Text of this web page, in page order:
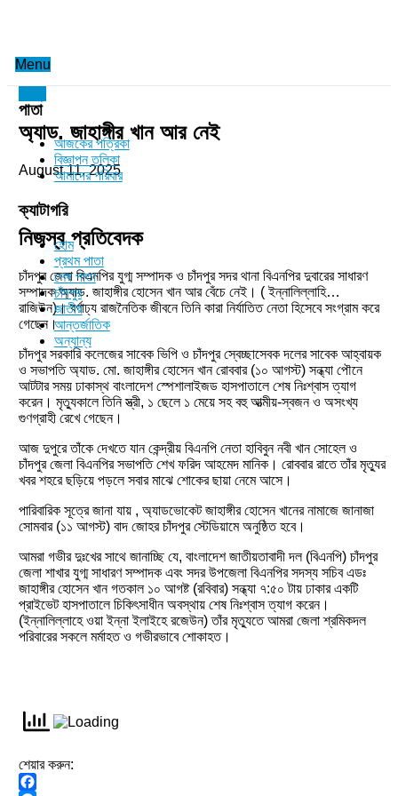
Menu
পাতা
আজকের পত্রিকা
বিজ্ঞাপন তলিকা
আমাদের পরিবার
ক্যাটাগরি
হোম
প্রথম পাতা
শেষ পাতা
চাঁদপুর
জাতীয়
আন্তর্জাতিক
অন্যান্য
অ্যাড. জাহাঙ্গীর খান আর নেই
August 11, 2025
নিজস্ব প্রতিবেদক
চাঁদপুর জেলা বিএনপির যুগ্ম সম্পাদক ও চাঁদপুর সদর থানা বিএনপির দুবারের সাধারণ
সম্পাদক অ্যাড. জাহাঙ্গীর হোসেন খান আর বেঁচে নেই। ( ইন্নালিল্লাহি…
রাজিউন)। বর্ণাঢ্য রাজনৈতিক জীবনে তিনি কারা নির্যাতিত নেতা হিসেবে সংগ্রাম করে
গেছেন।
চাঁদপুর সরকারি কলেজের সাবেক ভিপি ও চাঁদপুর স্বেচ্ছাসেবক দলের সাবেক আহ্বায়ক
ও সভাপতি অ্যাড. মো. জাহাঙ্গীর হোসেন খান রোববার (১০ আগস্ট) সন্ধ্যা পৌনে
আটটার সময় ঢাকাস্থ বাংলাদেশ স্পেশালাইজড হাসপাতালে শেষ নিঃশ্বাস ত্যাগ
করেন। মৃত্যুকালে তিনি স্ত্রী, ১ ছেলে ১ মেয়ে সহ বহু আত্মীয়-স্বজন ও অসংখ্য
গুণগ্রাহী রেখে গেছেন।
আজ দুপুরে তাঁকে দেখতে যান কেন্দ্রীয় বিএনপি নেতা হাবিবুন নবী খান সোহেল ও
চাঁদপুর জেলা বিএনপির সভাপতি শেখ ফরিদ আহমেদ মানিক। রোববার রাতে তাঁর মৃত্যুর
খবর শহরে ছড়িয়ে পড়লে সবার মাঝে শোকের ছায়া নেমে আসে।
পারিবারিক সূত্রে জানা যায় , অ্যাডভোকেট জাহাঙ্গীর হোসেন খানের নামাজে জানাজা
সোমবার (১১ আগস্ট) বাদ জোহর চাঁদপুর স্টেডিয়ামে অনুষ্ঠিত হবে।
আমরা গভীর দুঃখের সাথে জানাচ্ছি যে, বাংলাদেশ জাতীয়তাবাদী দল (বিএনপি) চাঁদপুর
জেলা শাখার যুগ্ম সাধারণ সম্পাদক এবং সদর উপজেলা বিএনপির সদস্য সচিব এডঃ
জাহাঙ্গীর হোসেন খান গতকাল ১০ আগষ্ট (রবিবার) সন্ধ্যা ৭:৫০ টায় ঢাকার একটি
প্রাইভেট হাসপাতালে চিকিৎসাধীন অবস্থায় শেষ নিঃশ্বাস ত্যাগ করেন।
(ইন্নালিল্লাহে ওয়া ইন্না ইলাইহে রজেউন) তাঁর মৃত্যুতে আমরা জেলা শ্রমিকদল
পরিবারের সকলে মর্মাহত ও গভীরভাবে শোকাহত।
শেয়ার করুন: